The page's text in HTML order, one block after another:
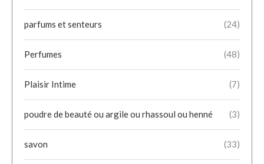
parfums et senteurs (24)
Perfumes (48)
Plaisir Intime (7)
poudre de beauté ou argile ou rhassoul ou henné (3)
savon (33)